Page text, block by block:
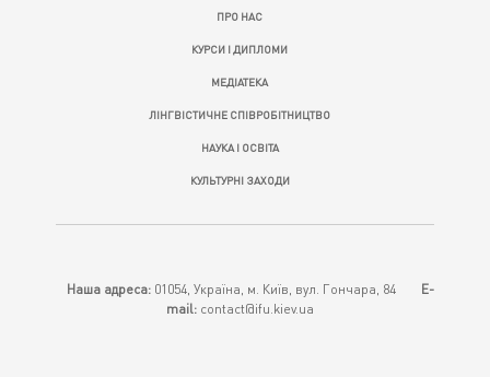
ПРО НАС
КУРСИ І ДИПЛОМИ
МЕДІАТЕКА
ЛІНГВІСТИЧНЕ СПІВРОБІТНИЦТВО
НАУКА І ОСВІТА
КУЛЬТУРНІ ЗАХОДИ
Наша адреса: 01054, Україна, м. Київ, вул. Гончара, 84
E-
mail: contact@ifu.kiev.ua